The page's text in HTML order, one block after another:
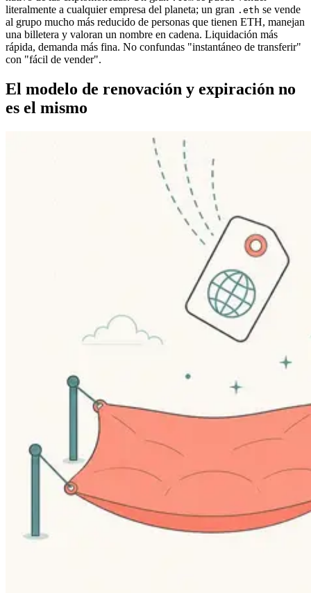
literalmente a cualquier empresa del planeta; un gran .eth se vende
al grupo mucho más reducido de personas que tienen ETH, manejan
una billetera y valoran un nombre en cadena. Liquidación más
rápida, demanda más fina. No confundas "instantáneo de transferir"
con "fácil de vender".
El modelo de renovación y expiración no
es el mismo